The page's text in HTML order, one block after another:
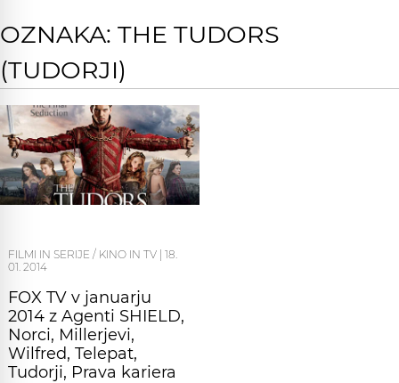
OZNAKA: THE TUDORS
(TUDORJI)
FILMI IN SERIJE / KINO IN TV 18.
01. 2014
FOX TV v januarju
2014 z Agenti SHIELD,
Norci, Millerjevi,
Wilfred, Telepat,
Tudorji, Prava kariera